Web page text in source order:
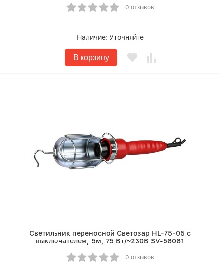
0 отзывов
Наличие: Уточняйте
В корзину
Светильник переносной Светозар HL-75-05 с
выключателем, 5м, 75 Вт/~230В SV-56061
0 отзывов